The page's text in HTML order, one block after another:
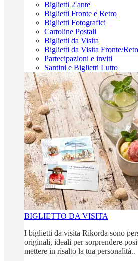
Biglietti 2 ante
Biglietti Fronte e Retro
Biglietti Fotografici
Cartoline Postali
Biglietti da Visita
Biglietti da Visita Fronte/
Partecipazioni e inviti
Santini e Biglietti Lutto
BIGLIETTO DA VISITA
I biglietti da visita Rikorda sono
originali, ideali per sorprendere
mettere in risalto la tua personalità..